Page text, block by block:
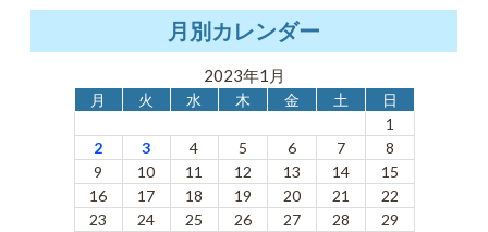
月別カレンダー
2023年1月
月 火 水 木 金 土
日
1
2
3 4 5 6 7
8
9
10 11 12 13 14
15
16
17 18 19 20 21
22
23
24 25 26 27 28
29